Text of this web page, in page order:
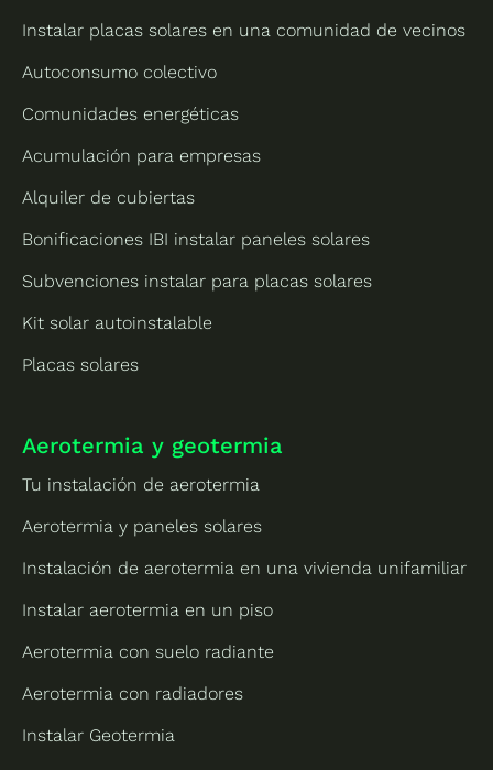
Instalar placas solares en una comunidad de vecinos
Autoconsumo colectivo
Comunidades energéticas
Acumulación para empresas
Alquiler de cubiertas
Bonificaciones IBI instalar paneles solares
Subvenciones instalar para placas solares
Kit solar autoinstalable
Placas solares
Aerotermia y geotermia
Tu instalación de aerotermia
Aerotermia y paneles solares
Instalación de aerotermia en una vivienda unifamiliar
Instalar aerotermia en un piso
Aerotermia con suelo radiante
Aerotermia con radiadores
Instalar Geotermia